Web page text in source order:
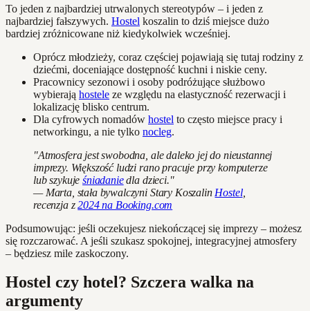
To jeden z najbardziej utrwalonych stereotypów – i jeden z
najbardziej fałszywych. Hostel koszalin to dziś miejsce dużo
bardziej zróżnicowane niż kiedykolwiek wcześniej.
Oprócz młodzieży, coraz częściej pojawiają się tutaj rodziny z
dziećmi, doceniające dostępność kuchni i niskie ceny.
Pracownicy sezonowi i osoby podróżujące służbowo
wybierają hostele ze względu na elastyczność rezerwacji i
lokalizację blisko centrum.
Dla cyfrowych nomadów hostel to często miejsce pracy i
networkingu, a nie tylko nocleg.
"Atmosfera jest swobodna, ale daleko jej do nieustannej
imprezy. Większość ludzi rano pracuje przy komputerze
lub szykujeśniadaniedla dzieci."
— Marta, stała bywalczyni Stary Koszalin Hostel,
recenzja z2024 na Booking.com
Podsumowując: jeśli oczekujesz niekończącej się imprezy – możesz
się rozczarować. A jeśli szukasz spokojnej, integracyjnej atmosfery
– będziesz mile zaskoczony.
Hostel czy hotel? Szczera walka na
argumenty